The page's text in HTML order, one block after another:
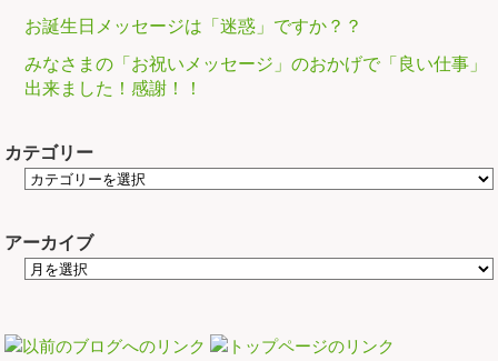
お誕生日メッセージは「迷惑」ですか？？
みなさまの「お祝いメッセージ」のおかげで「良い仕事」
出来ました！感謝！！
カテゴリー
アーカイブ